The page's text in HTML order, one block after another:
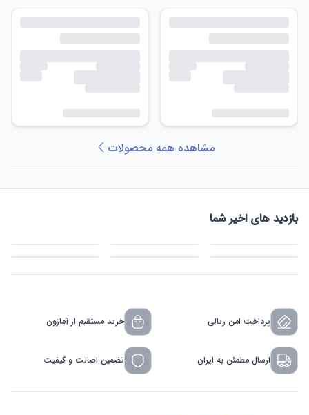
مشاهده همه محصولات
بازدید های اخیر شما
پرداخت امن ریالی خرید مستقیم از آمازون
ارسال مطمئن به ایران تضمین اصالت و کیفیت